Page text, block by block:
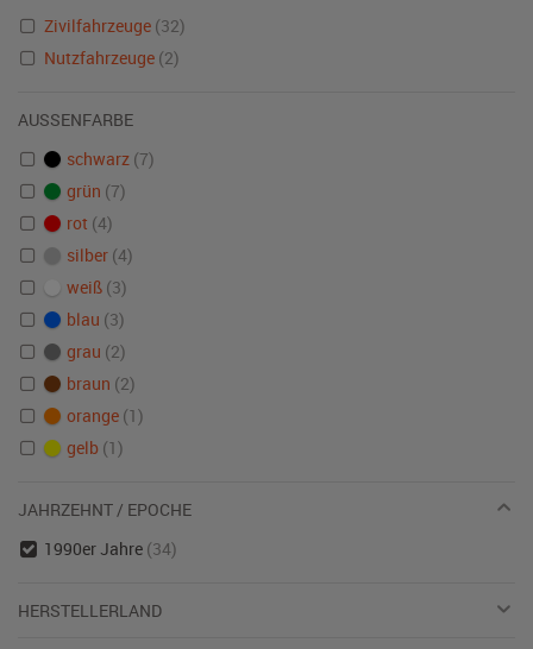
Zivilfahrzeuge (32)
Nutzfahrzeuge (2)
AUSSENFARBE
schwarz (7)
grün (7)
rot (4)
silber (4)
weiß (3)
blau (3)
grau (2)
braun (2)
orange (1)
gelb (1)
JAHRZEHNT / EPOCHE
1990er Jahre (34)
HERSTELLERLAND